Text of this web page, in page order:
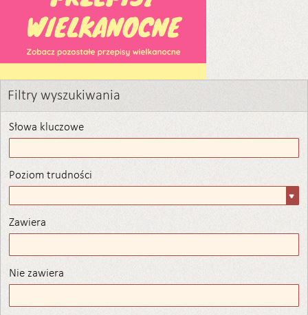
Filtry wyszukiwania
Słowa kluczowe
Poziom trudności
trudności
Zawiera
Nie zawiera